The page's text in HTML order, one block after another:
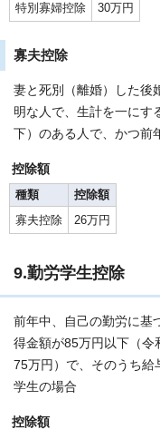
特別寡婦控除
30万円
寡夫控除
妻と死別（離婚）した後
明な人で、生計を一にす
下）のある人で、かつ前
控除額
種類
控除額
寡夫控除
26万円
9.勤労学生控除
前年中、自己の勤労に基
得金額が85万円以下（令
75万円）で、そのうち給
学生の場合
控除額